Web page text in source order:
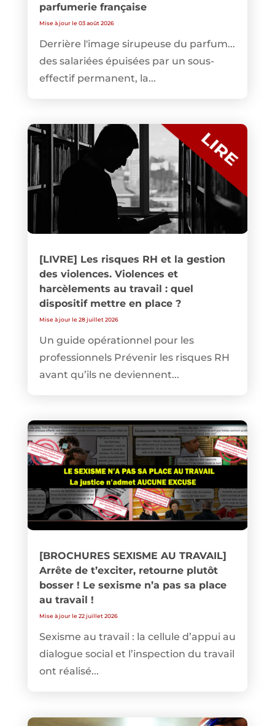
parfumerie française
Mise à jour le 03 août 2026
Derrière l'image sirupeuse du parfum...
des salariées épuisées par un sous-
effectif permanent, la...
[LIVRE] Les risques RH et la gestion
des violences. Violences et
harcèlements au travail : quel
dispositif mettre en place ?
Mise à jour le 28 juillet 2026
Un guide opérationnel pour les
professionnels Prévenir les risques RH
avant qu’ils ne deviennent...
[BROCHURES SEXISME AU TRAVAIL]
Arrête de t’exciter, retourne plutôt
bosser ! Le sexisme n’a pas sa place
au travail !
Mise à jour le 22 juillet 2026
Sexisme au travail : la cellule d’appui au
dialogue social et l’inspection du travail
ont réalisé...